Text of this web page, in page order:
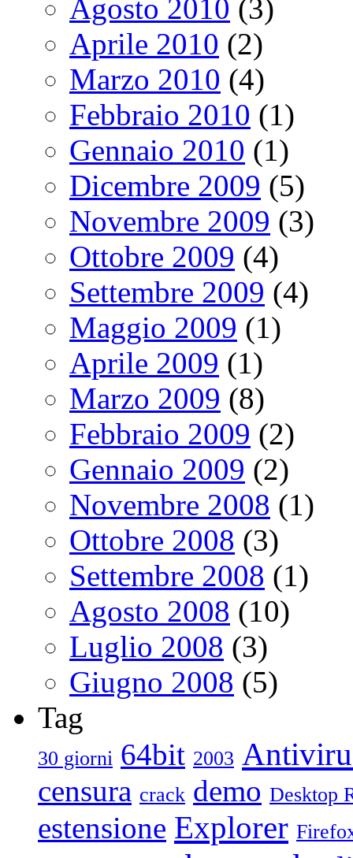
Agosto 2010 (3)
Aprile 2010 (2)
Marzo 2010 (4)
Febbraio 2010 (1)
Gennaio 2010 (1)
Dicembre 2009 (5)
Novembre 2009 (3)
Ottobre 2009 (4)
Settembre 2009 (4)
Maggio 2009 (1)
Aprile 2009 (1)
Marzo 2009 (8)
Febbraio 2009 (2)
Gennaio 2009 (2)
Novembre 2008 (1)
Ottobre 2008 (3)
Settembre 2008 (1)
Agosto 2008 (10)
Luglio 2008 (3)
Giugno 2008 (5)
Tag
30 giorni 64bit 2003
censura crack demo Desktop
estensione Explorer